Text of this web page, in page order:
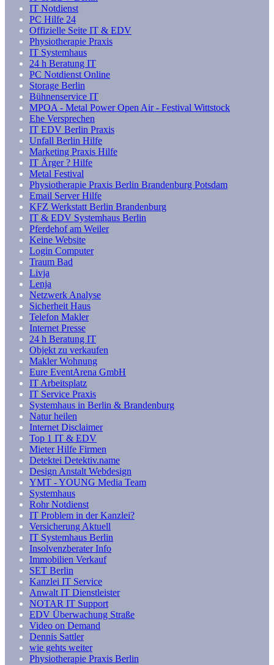
IT Notdienst
PC Hilfe 24
Offizielle Seite IT & EDV
Physiotherapie Praxis
IT Systemhaus
24 h Beratung IT
PC Notdienst Online
Storage Berlin
Bühnenservice IT
MPOA - Metal Power Open Air - Festival Wittstock
Ehe Versprechen
IT EDV Berlin Praxis
Unfall Berlin Hilfe
Marketing Praxis Hilfe
IT Ärger ? Hilfe
Metal Festival
Physiotherapie Praxis Berlin Brandenburg Potsdam
Email Server Hilfe
KFZ Werkstatt Berlin Brandenburg
IT & EDV Systemhaus Berlin
Pferdehof am Weiler
Keine Website
Login Computer
Traum Bad
Livja
Lenja
Netzwerk Analyse
Sicherheit Haus
Telefon Makler
Internet Presse
24 h Beratung IT
Objekt zu verkaufen
Makler Wohnung
Eure EventArena GmbH
IT Arbeitsplatz
IT Service Praxis
Systemhaus in Berlin & Brandenburg
Natur heilen
Internet Disclaimer
Top 1 IT & EDV
Mieter Hilfe Firmen
Detektei Detektiv.name
Design Anstalt Webdesign
YMT - YOUNG Media Team
Systemhaus
Rohr Notdienst
IT Problem in der Kanzlei?
Versicherung Aktuell
IT Systemhaus Berlin
Insolvenzberater Info
Immobilien Verkauf
SET Berlin
Kanzlei IT Service
Anwalt IT Dienstleister
NOTAR IT Support
EDV Überwachung Straße
Video on Demand
Dennis Sattler
wie gehts weiter
Physiotherapie Praxis Berlin